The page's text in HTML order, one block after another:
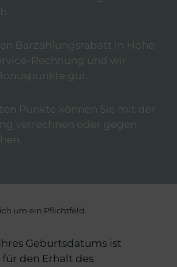
Barzahlungsrabatt in Höhe
Rechnung und wir
gut.
Punkte können Sie mit der
verrechnen oder gegen
um ein Pflichtfeld.
Geburtsdatums ist
den Erhalt des